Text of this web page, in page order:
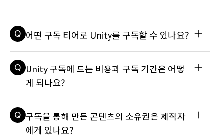
Q 어떤 구독 티어로 Unity를 구독할 수 있나요?
A
Unity Personal Unity Pro Unity Enterprise 자세한 내용
은 기술 자료 문서를 참조하세요: 어떤 구독 티어를 사용할 수
time Fee가 적용될 수 있습니다. 여기서 더 자세한 정보를 확
인하세요.
Q Unity 구독에 드는 비용과 구독 기간은 어떻
게 되나요?
A
와 이 기술 자료 문서에서 확인할 수 있습니다: 어떤 구독 티어
를 사용할 수 있나요?
Q 구독을 통해 만든 콘텐츠의 소유권은 제작자
에게 있나요?